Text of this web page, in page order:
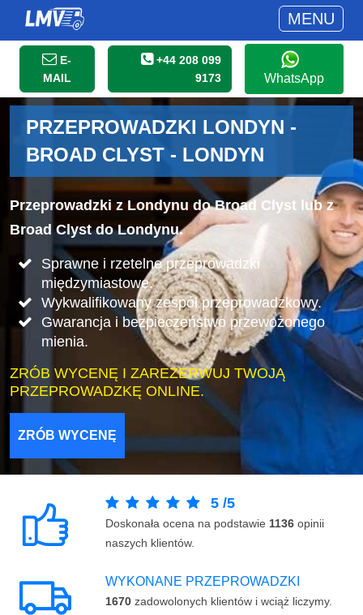
MENU
E-
MAIL
+44 208 099
9173
WhatsApp
PRZEPROWADZKI LONDYN -
BROAD CLYST - LONDYN
Przeprowadzki z Londynu do Broad Clyst lub z
Broad Clyst do Londynu.
Sprawne i rzetelne przeprowadzki
międzymiastowe.
Wykwalifikowany zespół przeprowadzkowy.
Gwarancja i bezpieczeństwo przewożonego
mienia.
ZRÓB WYCENĘ I ZAREZERWUJ TWOJĄ
PRZEPROWADZKĘ ONLINE.
ZRÓB WYCENĘ
5 /5
Doskonała ocena na podstawie 1136 opinii
naszych klientów.
WYKONANE PRZEPROWADZKI
1670 zadowolonych klientów i wciąż liczymy.